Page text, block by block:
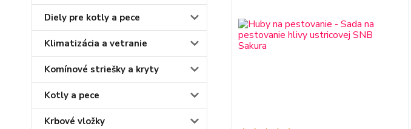
Diely pre kotly a pece
Klimatizácia a vetranie
Komínové striešky a kryty
Kotly a pece
Krbové vložky